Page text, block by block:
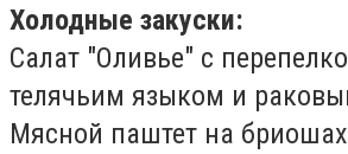
Холодные закуски:
Салат "Оливье" с
телячьим языком и
Мясной паштет на бриошах